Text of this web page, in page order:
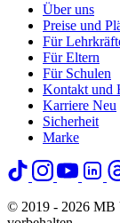
Über uns
Preise und
Für
Für Eltern
Für Schulen
Kontakt und
Karriere Neu
Sicherheit
Marke
© 2019 - 2026 MB